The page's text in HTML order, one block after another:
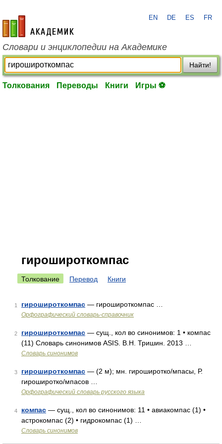
academic.ru
EN DE ES FR
Словари и энциклопедии на Академике
Найти!
Толкования Переводы Книги Игры ⚽
гирошироткомпас
Толкование Перевод Книги
1 гирошироткомпас — гирошироткомпас …
Орфографический словарь-справочник
2 гирошироткомпас — сущ., кол во синонимов: 1 • компас
(11) Словарь синонимов ASIS. В.Н. Тришин. 2013 …
Словарь синонимов
3 гирошироткомпас — (2 м); мн. гироширотко/мпасы, Р.
гироширотко/мпасов …
Орфографический словарь русского языка
4 компас — сущ., кол во синонимов: 11 • авиакомпас (1) •
астрокомпас (2) • гидрокомпас (1) …
Словарь синонимов